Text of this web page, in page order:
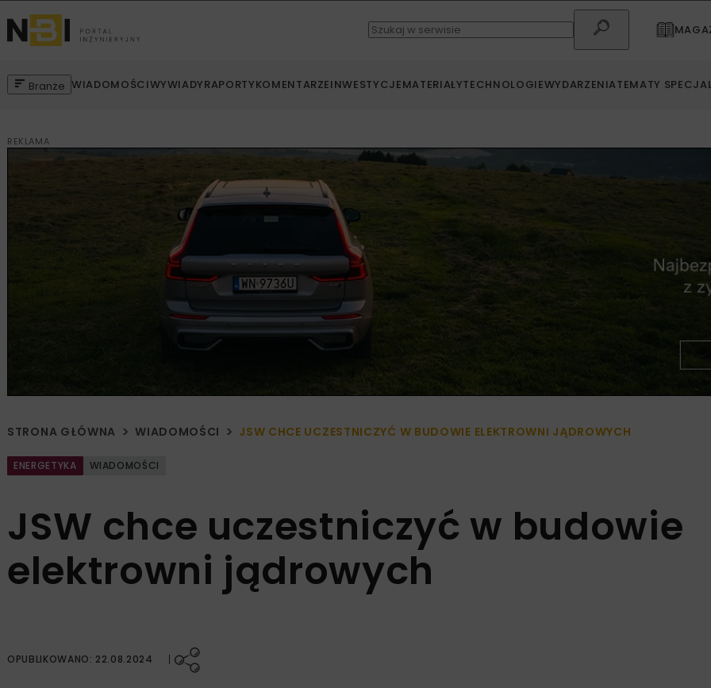
Branże WIADOMOŚCIWYWIADYRAPORTYKOMENTARZEINWESTYCJEMATERIAŁYTECHNOLOGIEWYDARZENIATEMATY
REKLAMA
STRONA GŁÓWNA WIADOMOŚCI JSW CHCE UCZESTNICZYĆ W BUDOWIE ELEKTROWNI JĄDROWYCH
ENERGETYKA WIADOMOŚCI
JSW chce uczestniczyć w budowie
elektrowni jądrowych
OPUBLIKOWANO: 22.08.2024